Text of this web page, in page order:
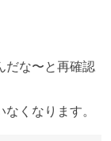
だな〜と再確認
くなります。